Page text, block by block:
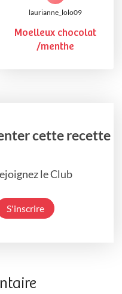
laurianne_lolo09
Moelleux chocolat
/menthe
cette recette
le Club
S'inscrire